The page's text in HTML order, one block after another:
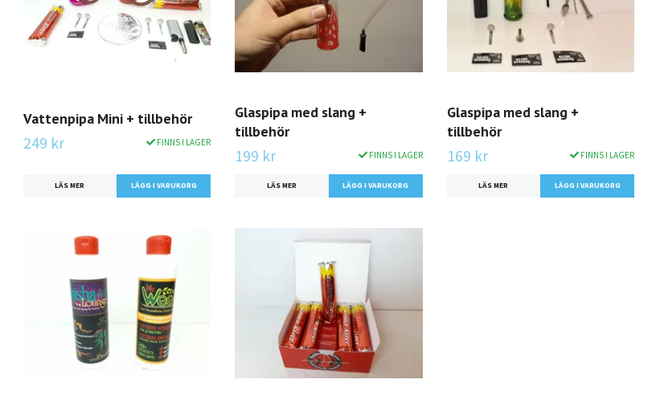
Vattenpipa Mini + tillbehör
249 kr FINNS I LAGER
LÄS MER LÄGG I VARUKORG
Glaspipa med slang +
tillbehör
199 kr FINNS I LAGER
LÄS MER LÄGG I VARUKORG
Glaspipa med slang +
tillbehör
169 kr FINNS I LAGER
LÄS MER LÄGG I VARUKORG